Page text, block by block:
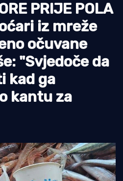
PRIJE POLA
iz mreže
očuvane
"Svjedoče da
kad ga
kantu za